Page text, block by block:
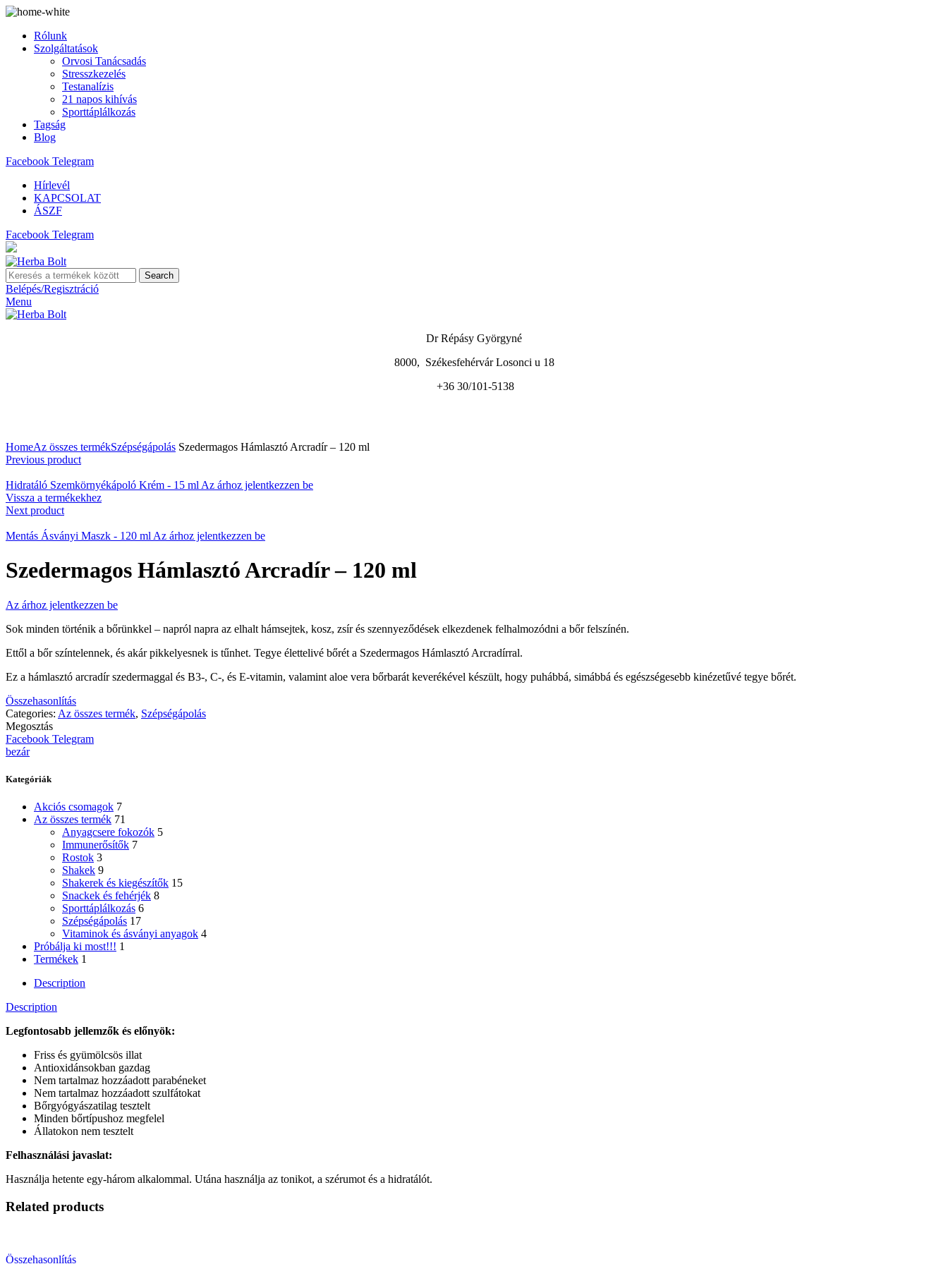
Rólunk
Szolgáltatások
Orvosi Tanácsadás
Stresszkezelés
Testanalízis
21 napos kihívás
Sporttáplálkozás
Tagság
Blog
Facebook Telegram
Hírlevél
KAPCSOLAT
ÁSZF
Facebook Telegram
Search
Belépés/Regisztráció
Menu
Dr Répásy Györgyné
8000, Székesfehérvár Losonci u 18
+36 30/101-5138
HomeAz összes termékSzépségápolás Szedermagos Hámlasztó Arcradír – 120 ml
Previous product
Hidratáló Szemkörnyékápoló Krém - 15 ml Az árhoz jelentkezzen be
Vissza a termékekhez
Next product
Mentás Ásványi Maszk - 120 ml Az árhoz jelentkezzen be
Szedermagos Hámlasztó Arcradír – 120 ml
Az árhoz jelentkezzen be
Sok minden történik a bőrünkkel – napról napra az elhalt hámsejtek, kosz, zsír és szennyeződések elkezdenek felhalmozódni a bőr felszínén.
Ettől a bőr színtelennek, és akár pikkelyesnek is tűnhet. Tegye élettelivé bőrét a Szedermagos Hámlasztó Arcradírral.
Ez a hámlasztó arcradír szedermaggal és B3-, C-, és E-vitamin, valamint aloe vera bőrbarát keverékével készült, hogy puhábbá, simábbá és egészségesebb kinézetűvé tegye bőrét.
Összehasonlítás
Categories: Az összes termék, Szépségápolás
Megosztás
Facebook Telegram
bezár
Kategóriák
Akciós csomagok 7
Az összes termék 71
Anyagcsere fokozók 5
Immunerősítők 7
Rostok 3
Shakek 9
Shakerek és kiegészítők 15
Snackek és fehérjék 8
Sporttáplálkozás 6
Szépségápolás 17
Vitaminok és ásványi anyagok 4
Próbálja ki most!!! 1
Termékek 1
Description
Description
Legfontosabb jellemzők és előnyök:
Friss és gyümölcsös illat
Antioxidánsokban gazdag
Nem tartalmaz hozzáadott parabéneket
Nem tartalmaz hozzáadott szulfátokat
Bőrgyógyászatilag tesztelt
Minden bőrtípushoz megfelel
Állatokon nem tesztelt
Felhasználási javaslat:
Használja hetente egy-három alkalommal. Utána használja az tonikot, a szérumot és a hidratálót.
Related products
Összehasonlítás